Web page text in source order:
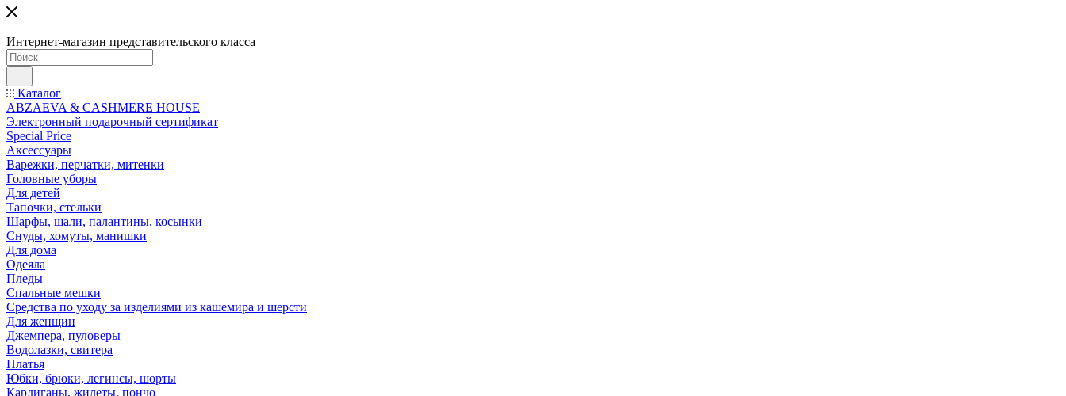
Интернет-магазин представительского класса
Каталог
ABZAEVA & CASHMERE HOUSE
Электронный подарочный сертификат
Special Price
Аксессуары
Варежки, перчатки, митенки
Головные уборы
Для детей
Тапочки, стельки
Шарфы, шали, палантины, косынки
Снуды, хомуты, манишки
Для дома
Одеяла
Пледы
Спальные мешки
Средства по уходу за изделиями из кашемира и шерсти
Для женщин
Джемпера, пуловеры
Водолазки, свитера
Платья
Юбки, брюки, легинсы, шорты
Кардиганы, жилеты, пончо